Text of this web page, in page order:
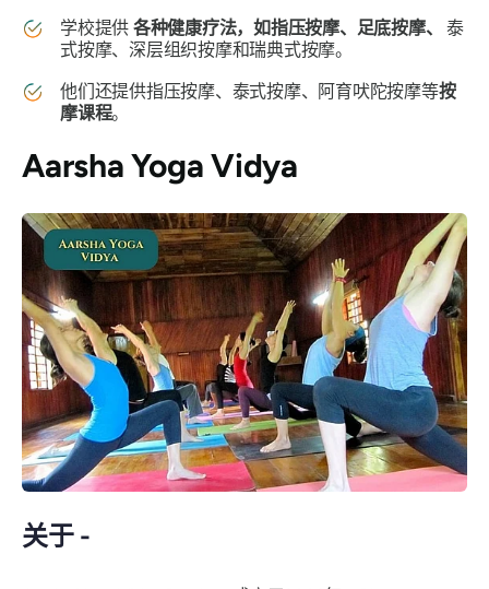
学校提供 各种健康疗法，如指压按摩、足底按摩、泰
式按摩、深层组织按摩和瑞典式按摩。
他们还提供指压按摩、泰式按摩、阿育吠陀按摩等按
摩课程。
Aarsha Yoga Vidya
关于 -